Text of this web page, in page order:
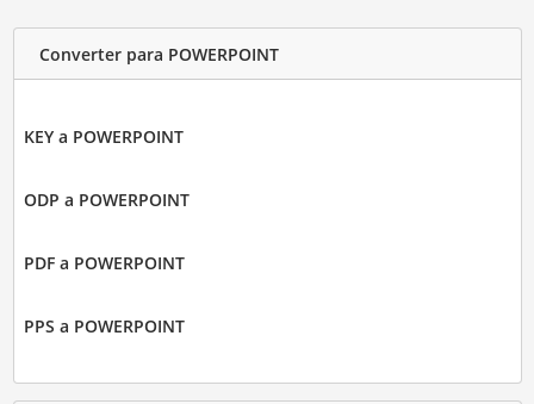
Converter para POWERPOINT
KEY a POWERPOINT
ODP a POWERPOINT
PDF a POWERPOINT
PPS a POWERPOINT